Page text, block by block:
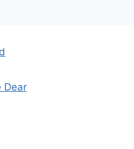
Dear